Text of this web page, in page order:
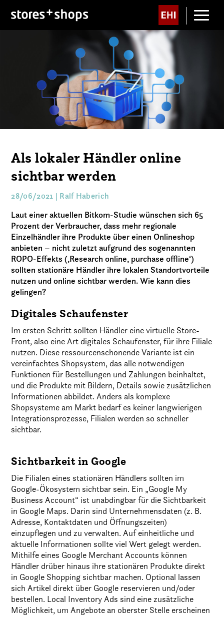
Als lokaler Händler online
sichtbar werden
28/06/2021 | Ralf Haberich
Laut einer aktuellen Bitkom-Studie wünschen sich 65
Prozent der Verbraucher, dass mehr regionale
Einzelhändler ihre Produkte über einen Onlineshop
anbieten – nicht zuletzt aufgrund des sogenannten
ROPO-Effekts (‚Research online, purchase offline‘)
sollten stationäre Händler ihre lokalen Standortvorteile
nutzen und online sichtbar werden. Wie kann dies
gelingen?
Digitales Schaufenster
Im ersten Schritt sollten Händler eine virtuelle Store-
Front, also eine Art digitales Schaufenster, für ihre Filiale
nutzen. Diese ressourcenschonende Variante ist ein
vereinfachtes Shopsystem, das alle notwendigen
Funktionen für Bestellungen und Zahlungen beinhaltet,
und die Produkte mit Bildern, Details sowie zusätzlichen
Informationen abbildet. Anders als komplexe
Shopsysteme am Markt bedarf es keiner langwierigen
Integrationsprozesse, Filialen werden so schneller
sichtbar.
Sichtbarkeit in Google
Die Filialen eines stationären Händlers sollten im
Google-Ökosystem sichtbar sein. Ein „Google My
Business Account“ ist unabdingbar für die Sichtbarkeit
in Google Maps. Darin sind Unternehmensdaten (z. B.
Adresse, Kontaktdaten und Öffnungszeiten)
einzupflegen und zu verwalten. Auf einheitliche und
aktuelle Informationen sollte viel Wert gelegt werden.
Mithilfe eines Google Merchant Accounts können
Händler drüber hinaus ihre stationären Produkte direkt
in Google Shopping sichtbar machen. Optional lassen
sich Artikel direkt über Google reservieren und/oder
bestellen. Local Inventory Ads sind eine zusätzliche
Möglichkeit, um Angebote an oberster Stelle erscheinen